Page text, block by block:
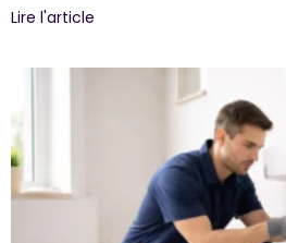
Lire l'article